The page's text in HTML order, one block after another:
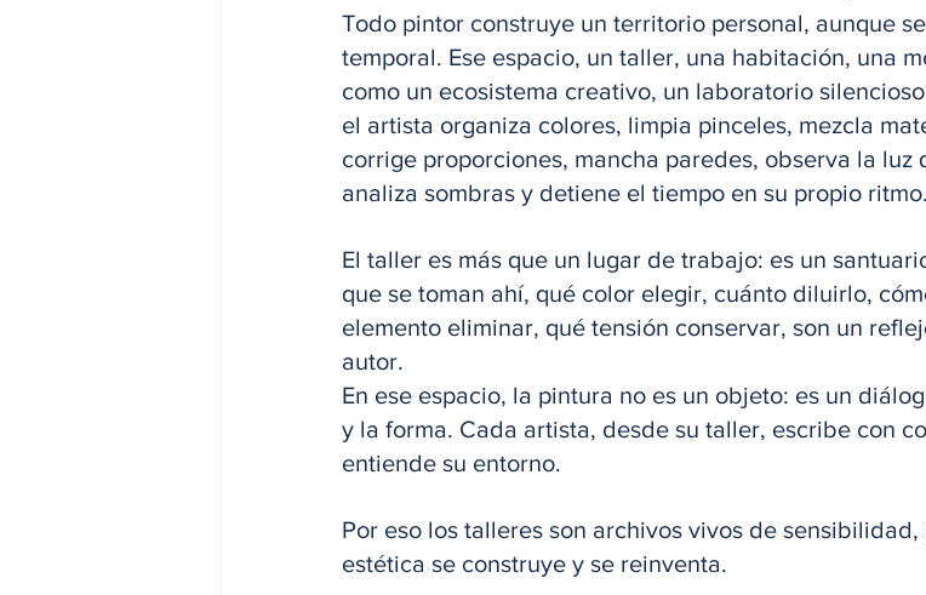
Todo pintor construye un territorio personal, aunque
temporal. Ese espacio, un taller, una habitación, una
como un ecosistema creativo, un laboratorio
el artista organiza colores, limpia pinceles, mezcla
corrige proporciones, mancha paredes, observa la luz
analiza sombras y detiene el tiempo en su propio ritmo.
El taller es más que un lugar de trabajo: es un
que se toman ahí, qué color elegir, cuánto diluirlo,
elemento eliminar, qué tensión conservar, son un
autor.
En ese espacio, la pintura no es un objeto: es un
y la forma. Cada artista, desde su taller, escribe con
entiende su entorno.
Por eso los talleres son archivos vivos de
estética se construye y se reinventa.